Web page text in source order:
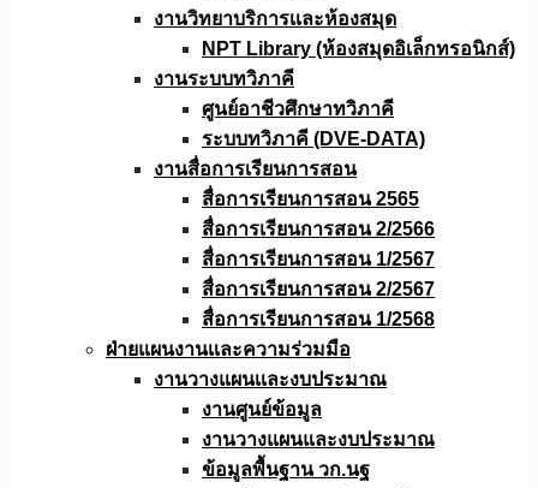
งานวิทยาบริการเเละห้องสมุด
NPT Library (ห้องสมุดอิเล็กทรอนิกส์)
งานระบบทวิภาคี
ศูนย์อาชีวศึกษาทวิภาคี
ระบบทวิภาคี (DVE-DATA)
งานสื่อการเรียนการสอน
สื่อการเรียนการสอน 2565
สื่อการเรียนการสอน 2/2566
สื่อการเรียนการสอน 1/2567
สื่อการเรียนการสอน 2/2567
สื่อการเรียนการสอน 1/2568
ฝ่ายแผนงานเเละความร่วมมือ
งานวางแผนเเละงบประมาณ
งานศูนย์ข้อมูล
งานวางแผนและงบประมาณ
ข้อมูลพื้นฐาน วก.นฐ